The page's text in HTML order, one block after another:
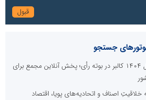
جستجو
صورت‌های مالی سال ۱۴۰۴ کالبر در بوته رأی؛ پخش آنلاین مجمع برای
خلاقیتِ اصناف و اتحادیه‌های پویا، اقتصاد